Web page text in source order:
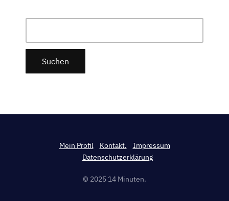
Mein Profil Kontakt.
Impressum
Datenschutzerklärung
© 2025 14 Minuten.